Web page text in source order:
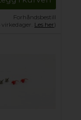
Forhåndsbestill
Les her)